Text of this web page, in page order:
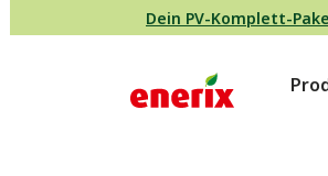
Direkt zum Inhalt wechseln
Dein PV-Komplett-